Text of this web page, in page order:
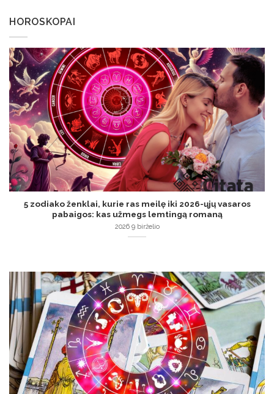
HOROSKOPAI
5 zodiako ženklai, kurie ras meilę iki 2026-ųjų vasaros
pabaigos: kas užmegs lemtingą romaną
2026 9 birželio